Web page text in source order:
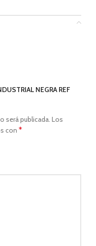
NEGRA REF
será publicada. Los
con *